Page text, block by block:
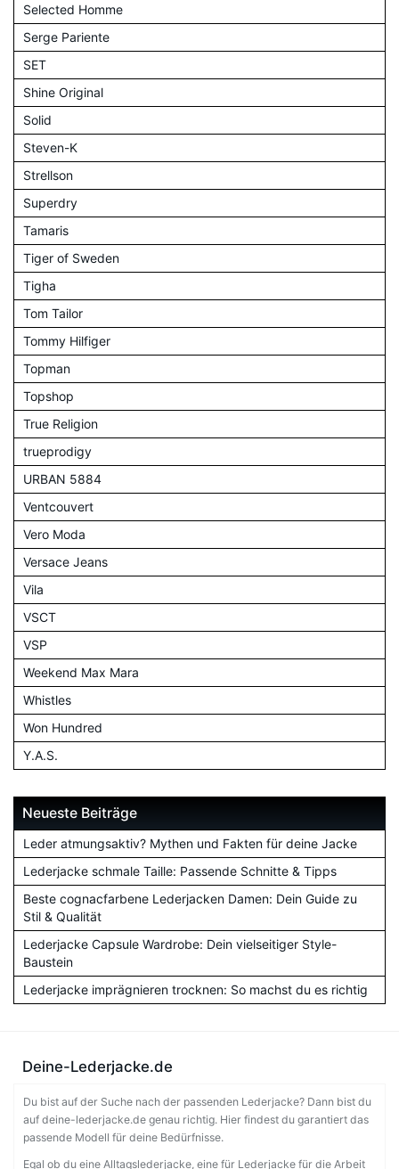
Selected Homme
Serge Pariente
SET
Shine Original
Solid
Steven-K
Strellson
Superdry
Tamaris
Tiger of Sweden
Tigha
Tom Tailor
Tommy Hilfiger
Topman
Topshop
True Religion
trueprodigy
URBAN 5884
Ventcouvert
Vero Moda
Versace Jeans
Vila
VSCT
VSP
Weekend Max Mara
Whistles
Won Hundred
Y.A.S.
Neueste Beiträge
Leder atmungsaktiv? Mythen und Fakten für deine Jacke
Lederjacke schmale Taille: Passende Schnitte & Tipps
Beste cognacfarbene Lederjacken Damen: Dein Guide zu
Stil & Qualität
Lederjacke Capsule Wardrobe: Dein vielseitiger Style-
Baustein
Lederjacke imprägnieren trocknen: So machst du es richtig
Deine-Lederjacke.de
Du bist auf der Suche nach der passenden Lederjacke? Dann bist du
auf deine-lederjacke.de genau richtig. Hier findest du garantiert das
passende Modell für deine Bedürfnisse.
Egal ob du eine Alltagslederjacke, eine für Lederjacke für die Arbeit